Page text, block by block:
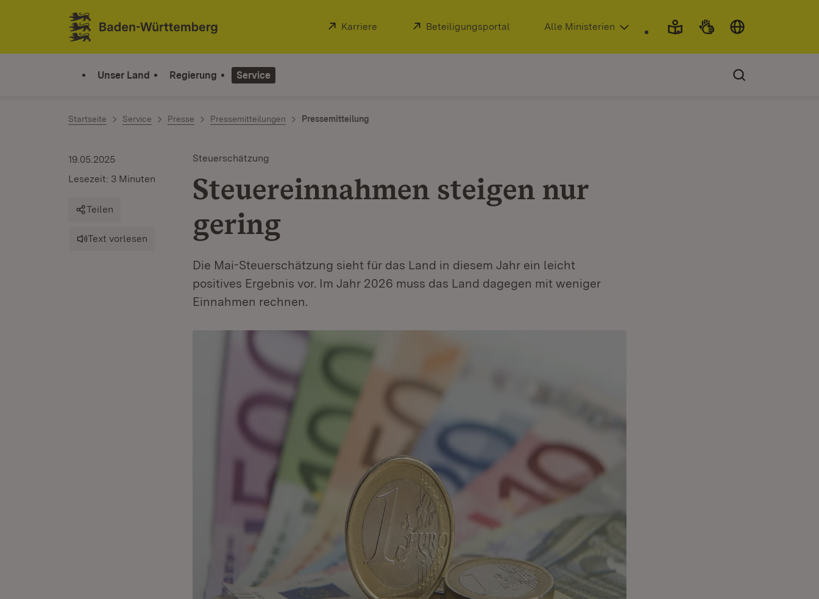
Zum Inhalt springen
Link zur Startseite
Extern:
Karriere (Öffnet in neuem Fenster)
Extern:
Beteiligungsportal (Öffnet in neuem Fenster)
Alle Ministerien
Unser Land Regierung Service
Startseite Service Presse Pressemitteilungen Pressemitteilung
Steuerschätzung
Steuereinnahmen steigen nur
gering
Die Mai-Steuerschätzung sieht für das Land in diesem Jahr ein leicht
positives Ergebnis vor. Im Jahr 2026 muss das Land dagegen mit weniger
Einnahmen rechnen.
19.05.2025
Lesezeit: 3 Minuten
Teilen
Text vorlesen